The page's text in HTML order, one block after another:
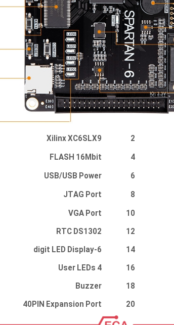
2
Xilinx XC6SLX9
4
FLASH 16Mbit
6
USB/USB Power
8
JTAG Port
10
VGA Port
12
RTC DS1302
14
6-digit LED Display
16
4 User LEDs
18
Buzzer
20
40PIN Expansion Port